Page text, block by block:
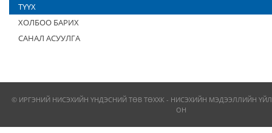
ТҮҮХ
ХОЛБОО БАРИХ
САНАЛ АСУУЛГА
© ИРГЭНИЙ НИСЭХИЙН ҮНДЭСНИЙ ТӨВ ТӨХХК - НИСЭХИЙН МЭДЭЭЛЛИЙН
ОН